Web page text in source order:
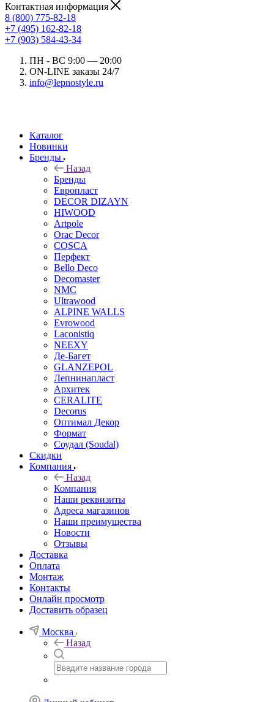
Контактная информация
8 (800) 775-82-18
+7 (495) 162-82-18
+7 (903) 584-43-34
ПН - ВС 9:00 — 20:00
ON-LINE заказы 24/7
info@lepnostyle.ru
Каталог
Новинки
Бренды
Назад
Бренды
Европласт
DECOR DIZAYN
HIWOOD
Artpole
Orac Decor
COSCA
Перфект
Bello Deco
Decomaster
NMС
Ultrawood
ALPINE WALLS
Evrowood
Laconistiq
NEEXY
Де-Багет
GLANZEPOL
Лепнинапласт
Архитек
CERALITE
Decorus
Оптимал Декор
Формат
Соудал (Soudal)
Скидки
Компания
Назад
Компания
Наши реквизиты
Адреса магазинов
Наши преимущества
Новости
Отзывы
Доставка
Оплата
Монтаж
Контакты
Онлайн просмотр
Доставить образец
Москва
Назад